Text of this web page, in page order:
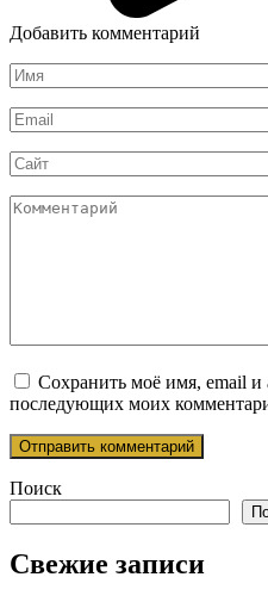
Добавить комментарий
Имя
*
Email
*
Сайт
Комментарий
Сохранить моё имя, email и
последующих моих
Поиск
Свежие записи